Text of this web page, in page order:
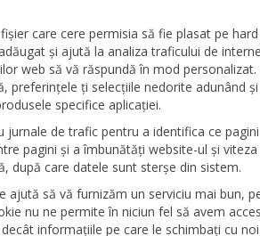
care cere permisia să fie plasat pe
și ajută la analiza traficului de
web să vă răspundă în mod
preferințele ți selecțiile nedorite adunând
specifice aplicației.
jurnale de trafic pentru a identifica ce
pagini și a îmbunătăți website-ul și
după care datele sunt sterșe din sistem.
ajută să vă furnizăm un serviciu mai bun,
nu ne permite în niciun fel să avem
informațiile pe care le schimbați cu